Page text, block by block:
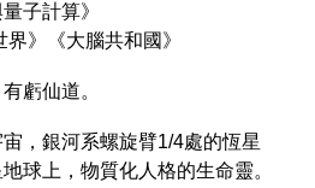
子計算》
》《大腦共和國》
虧仙道。
，銀河系螺旋臂1/4處的恆星
球上，物質化人格的生命靈。